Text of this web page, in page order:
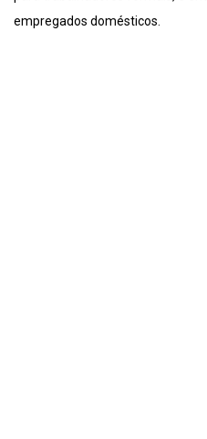
empregados domésticos.